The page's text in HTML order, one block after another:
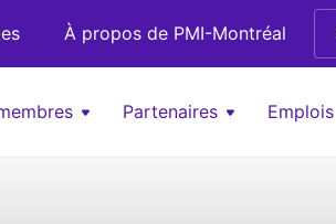
À propos de PMI-Montréal
Partenaires Emplois